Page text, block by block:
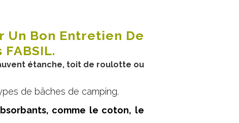
Un Bon Entretien De
étanche, toit de roulotte ou
de bâches de camping.
comme le coton, le